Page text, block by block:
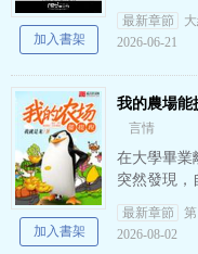
會一切！
豆成兵！紙
最新章節
2026-06-21
加入書架
我的農場能
言情
在大學畢業
突然發現，
不僅能將種
邊，而且
最新章節
2026-08-02
加入書架